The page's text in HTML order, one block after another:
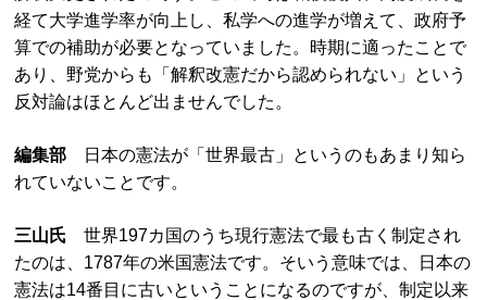
経て大学進学率が向上し、私学への進学が増えて、政府予
算での補助が必要となっていました。時期に適ったことで
あり、野党からも「解釈改憲だから認められない」という
反対論はほとんど出ませんでした。
編集部 日本の憲法が「世界最古」というのもあまり知ら
れていないことです。
三山氏 世界197カ国のうち現行憲法で最も古く制定され
たのは、1787年の米国憲法です。そいう意味では、日本の
憲法は14番目に古いということになるのですが、制定以来